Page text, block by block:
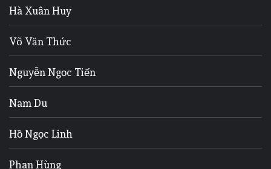
Hà Xuân Huy
Võ Văn Thức
Nguyễn Ngọc Tiến
Nam Du
Hồ Ngọc Linh
Phan Hùng